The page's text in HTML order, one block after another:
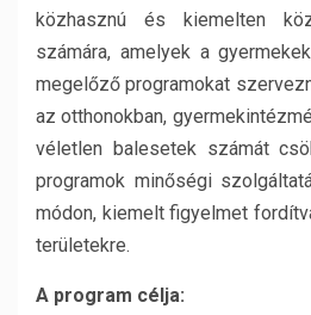
közhasznú és kiemelten
számára, amelyek a
megelőző programokat
az otthonokban,
véletlen balesetek számát
programok minőségi
módon, kiemelt figyelmet
területekre.
A program célja: